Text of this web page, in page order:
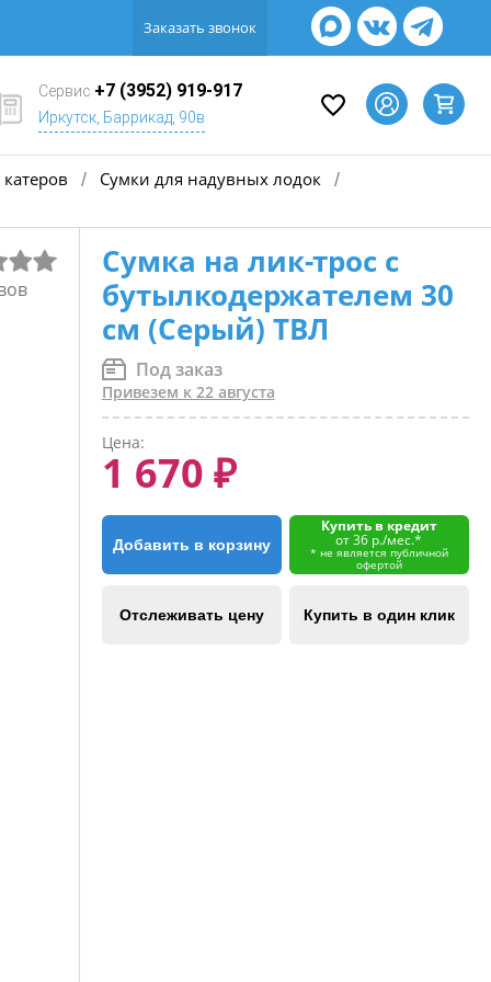
Заказать звонок
Сервис +7 (3952) 919-917
Иркутск, Баррикад, 90в
/ Сумки для надувных лодок /
Сумка на лик-трос с
бутылкодержателем 30
см (Серый) ТВЛ
Под заказ
Привезем к 22 августа
Цена:
1 670 ₽
Добавить в корзину
Купить в кредит
от 36 р./мес.*
* не является публичной
офертой
Отслеживать цену Купить в один клик